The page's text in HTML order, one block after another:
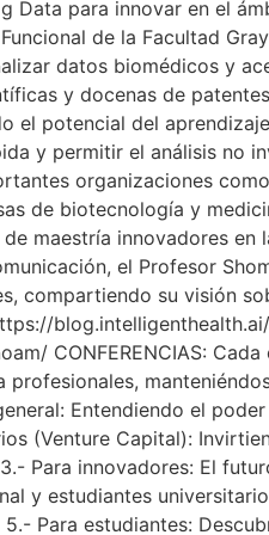
Data para innovar en el
de la Facultad
datos biomédicos y
y docenas de
el potencial del
y permitir el análisis no
organizaciones como
de biotecnología y
maestría innovadores en
el Profesor
compartiendo su visión
CONFERENCIAS: Cada
Entendiendo el
(Venture Capital):
Para innovadores: El
y estudiantes
Para estudiantes: